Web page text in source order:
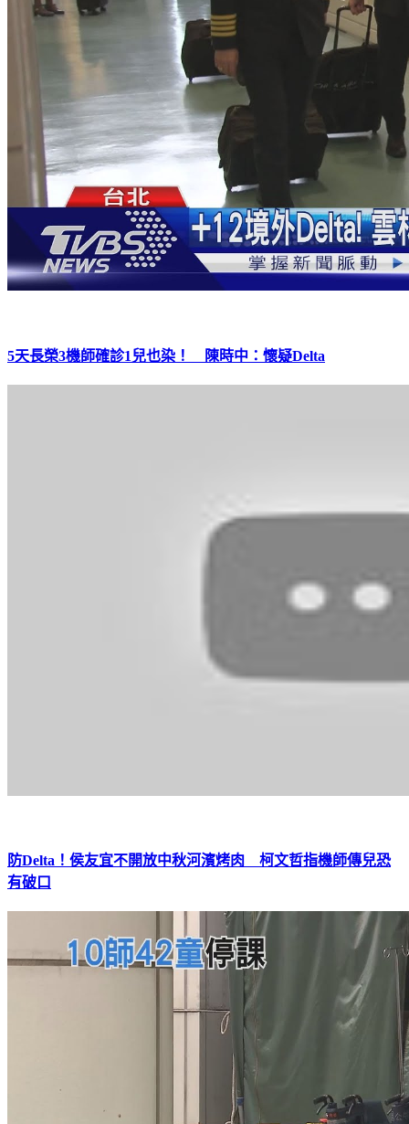
5天長榮3機師確診1兒也染！ 陳時中：懷疑Delta
防Delta！侯友宜不開放中秋河濱烤肉 柯文哲指機師傳兒恐
有破口